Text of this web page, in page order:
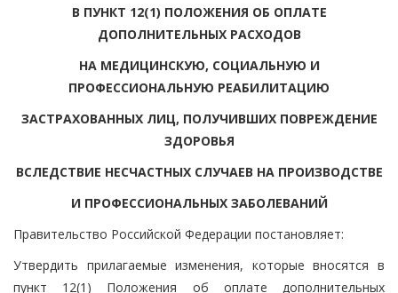
В ПУНКТ 12(1) ПОЛОЖЕНИЯ ОБ ОПЛАТЕ
ДОПОЛНИТЕЛЬНЫХ РАСХОДОВ
НА МЕДИЦИНСКУЮ, СОЦИАЛЬНУЮ И
ПРОФЕССИОНАЛЬНУЮ РЕАБИЛИТАЦИЮ
ЗАСТРАХОВАННЫХ ЛИЦ, ПОЛУЧИВШИХ ПОВРЕЖДЕНИЕ
ЗДОРОВЬЯ
ВСЛЕДСТВИЕ НЕСЧАСТНЫХ СЛУЧАЕВ НА ПРОИЗВОДСТВЕ
И ПРОФЕССИОНАЛЬНЫХ ЗАБОЛЕВАНИЙ
Правительство Российской Федерации постановляет:
Утвердить прилагаемые изменения, которые вносятся в
пункт 12(1) Положения об оплате дополнительных